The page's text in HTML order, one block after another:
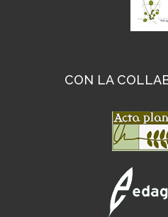
CON LA